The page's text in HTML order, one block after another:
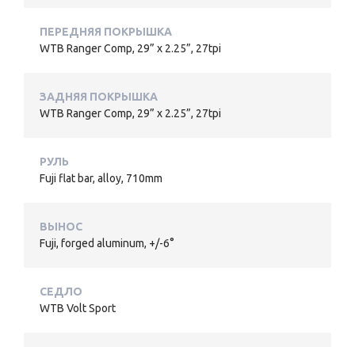
ПЕРЕДНЯЯ ПОКРЫШКА
WTB Ranger Comp, 29” x 2.25”, 27tpi
ЗАДНЯЯ ПОКРЫШКА
WTB Ranger Comp, 29” x 2.25”, 27tpi
РУЛЬ
Fuji flat bar, alloy, 710mm
ВЫНОС
Fuji, forged aluminum, +/-6°
СЕДЛО
WTB Volt Sport